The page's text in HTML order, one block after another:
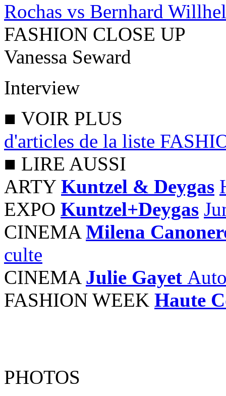
Rochas vs Bernhard
FASHION CLOSE UP
Vanessa Seward
Interview
■ VOIR PLUS
d'articles de la liste
■ LIRE AUSSI
ARTY Kuntzel & Deygas
EXPO Kuntzel+Deygas
CINEMA Milena
culte
CINEMA Julie Gayet
FASHION WEEK Haute
PHOTOS